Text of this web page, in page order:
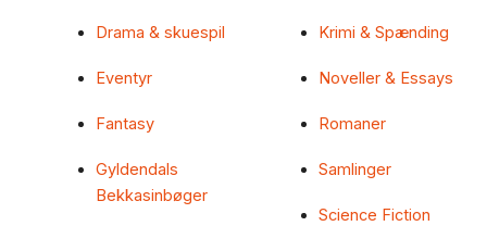
Drama & skuespil
Eventyr
Fantasy
Gyldendals
Bekkasinbøger
Krimi & Spænding
Noveller & Essays
Romaner
Samlinger
Science Fiction